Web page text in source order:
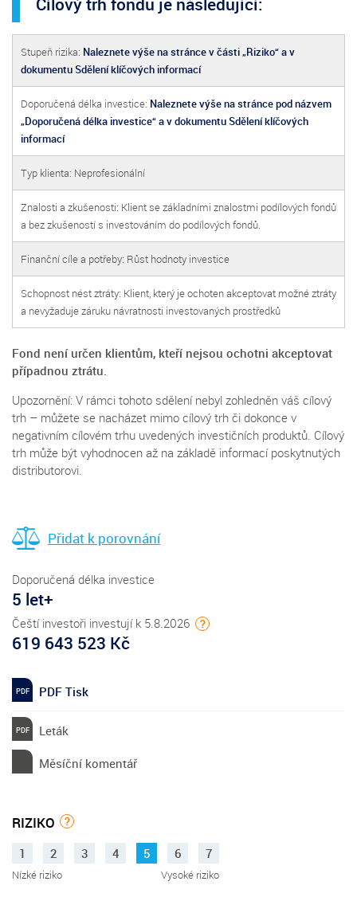
Stupeň rizika: Naleznete výše na stránce v části „Riziko“ a v
dokumentu Sdělení klíčových informací
Doporučená délka investice: Naleznete výše na stránce pod názvem
„Doporučená délka investice“ a v dokumentu Sdělení klíčových
informací
Typ klienta: Neprofesionální
Znalosti a zkušenosti: Klient se základními znalostmi podílových fondů
a bez zkušeností s investováním do podílových fondů.
Finanční cíle a potřeby: Růst hodnoty investice
Schopnost nést ztráty: Klient, který je ochoten akceptovat možné ztráty
a nevyžaduje záruku návratnosti investovaných prostředků
Fond není určen klientům, kteří nejsou ochotni akceptovat
případnou ztrátu.
Upozornění: V rámci tohoto sdělení nebyl zohledněn váš cílový
trh – můžete se nacházet mimo cílový trh či dokonce v
negativním cílovém trhu uvedených investičních produktů. Cílový
trh může být vyhodnocen až na základě informací poskytnutých
distributorovi.
Přidat k porovnání
Doporučená délka investice
5 let+
Čeští investoři investují k 5.8.2026 ?
619 643 523 Kč
PDF Tisk
Leták
Měsíční komentář
RIZIKO ?
1 2 3 4 5 6 7
Nízké riziko Vysoké riziko